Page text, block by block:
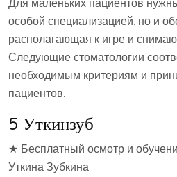
Для маленьких пациентов
особой специализацией, но и
располагающая к игре и
Следующие стоматологии
необходимым критериям и
пациентов.
5 Уткинзуб
★ Бесплатный осмотр и
Уткина Зубкина